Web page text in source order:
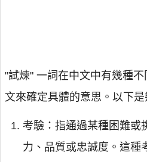
"試煉" 一詞在中文中有幾種
文來確定具體的意思。以下是
考驗：指通過某種困難或
力、品質或忠誠度。這種